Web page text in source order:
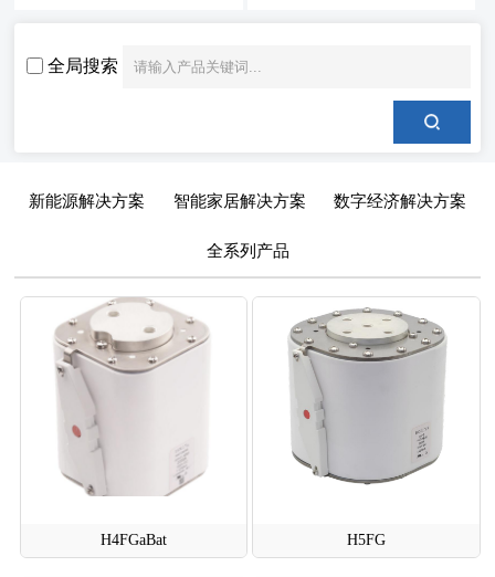
全局搜索
新能源解决方案 智能家居解决方案 数字经济解决方案
全系列产品
H4FGaBat H5FG